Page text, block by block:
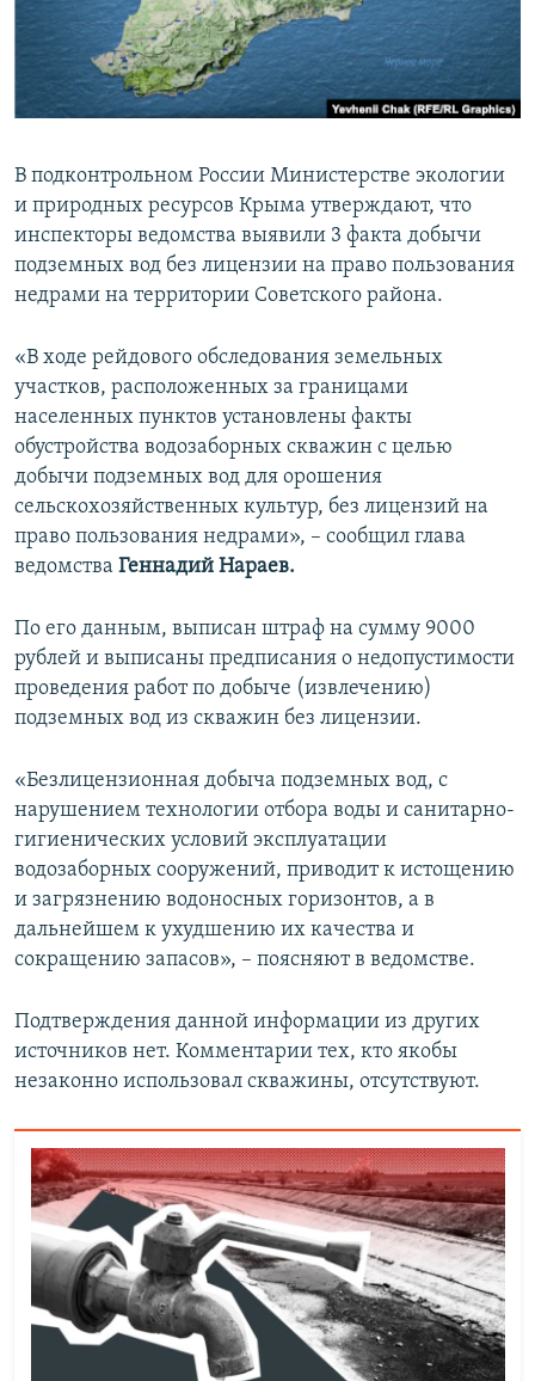
ПОБЕДИТЕЛЕЙ НЕ СУДЯТ?
КРЫМ.НЕПОКОРЕННЫЙ
ELIFBE
ПРИСОЕДИНЯЙТЕСЬ!
Все сайты RFE/RL
В подконтрольном России Министерстве экологии
и природных ресурсов Крыма утверждают, что
инспекторы ведомства выявили 3 факта добычи
подземных вод без лицензии на право пользования
недрами на территории Советского района.
«В ходе рейдового обследования земельных
участков, расположенных за границами
населенных пунктов установлены факты
обустройства водозаборных скважин с целью
добычи подземных вод для орошения
сельскохозяйственных культур, без лицензий на
право пользования недрами», – сообщил глава
ведомства Геннадий Нараев.
По его данным, выписан штраф на сумму 9000
рублей и выписаны предписания о недопустимости
проведения работ по добыче (извлечению)
подземных вод из скважин без лицензии.
«Безлицензионная добыча подземных вод, с
нарушением технологии отбора воды и санитарно-
гигиенических условий эксплуатации
водозаборных сооружений, приводит к истощению
и загрязнению водоносных горизонтов, а в
дальнейшем к ухудшению их качества и
сокращению запасов», – поясняют в ведомстве.
Подтверждения данной информации из других
источников нет. Комментарии тех, кто якобы
незаконно использовал скважины, отсутствуют.